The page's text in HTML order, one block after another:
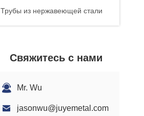
Трубы из нержавеющей стали
Автоматическая составная труба
Катанка из нержавеющей стали
Покрашенная стальная катушка
Свяжитесь с нами
Mr. Wu
jasonwu@juyemetal.com